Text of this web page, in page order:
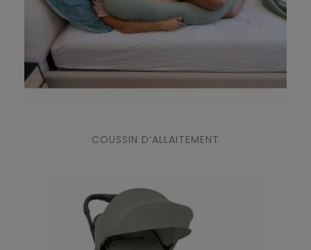
COUSSIN D’ALLAITEMENT